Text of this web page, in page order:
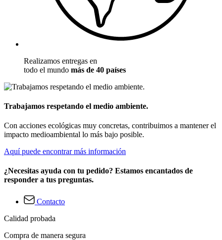
Realizamos entregas en
todo el mundo más de 40 países
Trabajamos respetando el medio ambiente.
Con acciones ecológicas muy concretas, contribuimos a mantener el
impacto medioambiental lo más bajo posible.
Aquí puede encontrar más información
¿Necesitas ayuda con tu pedido? Estamos encantados de
responder a tus preguntas.
Contacto
Calidad probada
Compra de manera segura